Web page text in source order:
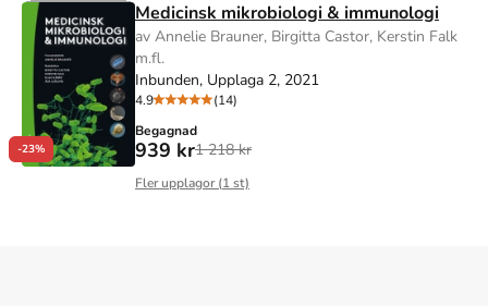
-23%
Medicinsk mikrobiologi & immunologi
av Annelie Brauner, Birgitta Castor, Kerstin Falk
m.fl.
Inbunden, Upplaga 2, 2021
4.9
(14)
Begagnad
939 kr1 218 kr
Fler upplagor (1st)